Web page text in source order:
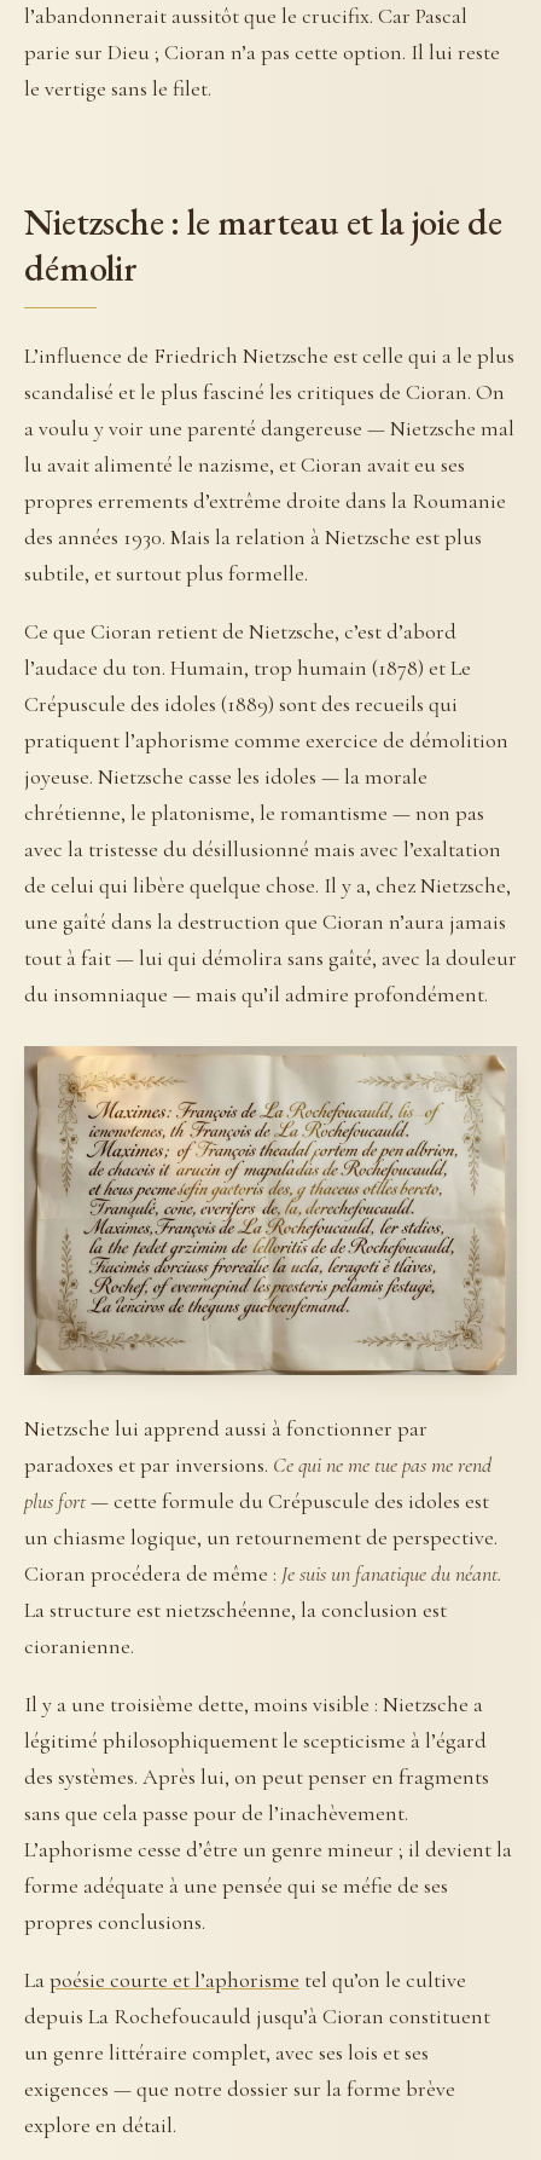
l’abandonnerait aussitôt que le crucifix. Car Pascal
parie sur Dieu ; Cioran n’a pas cette option. Il lui reste
le vertige sans le filet.
Nietzsche : le marteau et la joie de
démolir
L’influence de Friedrich Nietzsche est celle qui a le plus
scandalisé et le plus fasciné les critiques de Cioran. On
a voulu y voir une parenté dangereuse — Nietzsche mal
lu avait alimenté le nazisme, et Cioran avait eu ses
propres errements d’extrême droite dans la Roumanie
des années 1930. Mais la relation à Nietzsche est plus
subtile, et surtout plus formelle.
Ce que Cioran retient de Nietzsche, c’est d’abord
l’audace du ton. Humain, trop humain (1878) et Le
Crépuscule des idoles (1889) sont des recueils qui
pratiquent l’aphorisme comme exercice de démolition
joyeuse. Nietzsche casse les idoles — la morale
chrétienne, le platonisme, le romantisme — non pas
avec la tristesse du désillusionné mais avec l’exaltation
de celui qui libère quelque chose. Il y a, chez Nietzsche,
une gaîté dans la destruction que Cioran n’aura jamais
tout à fait — lui qui démolira sans gaîté, avec la douleur
du insomniaque — mais qu’il admire profondément.
Nietzsche lui apprend aussi à fonctionner par
paradoxes et par inversions. Ce qui ne me tue pas me rend
plus fort— cette formule du Crépuscule des idoles est
un chiasme logique, un retournement de perspective.
Cioran procédera de même : Je suis un fanatique du néant.
La structure est nietzschéenne, la conclusion est
cioranienne.
Il y a une troisième dette, moins visible : Nietzsche a
légitimé philosophiquement le scepticisme à l’égard
des systèmes. Après lui, on peut penser en fragments
sans que cela passe pour de l’inachèvement.
L’aphorisme cesse d’être un genre mineur ; il devient la
forme adéquate à une pensée qui se méfie de ses
propres conclusions.
Lapoésie courte et l’aphorisme tel qu’on le cultive
depuis La Rochefoucauld jusqu’à Cioran constituent
un genre littéraire complet, avec ses lois et ses
exigences — que notre dossier sur la forme brève
explore en détail.